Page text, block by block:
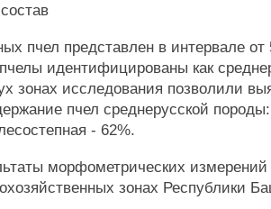
пчел представлен в интервале
идентифицированы как
зонах исследования позволили
пчел среднерусской
- 62%.
морфометрических
зонах Республики